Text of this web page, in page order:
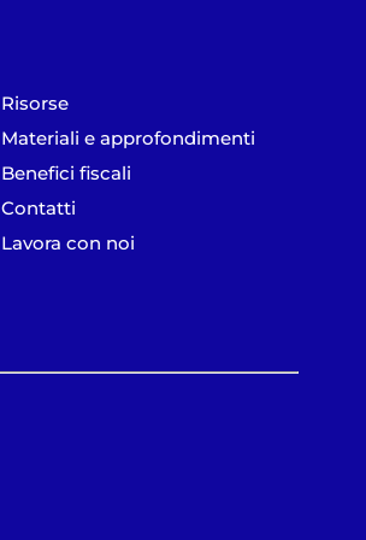
Risorse
Materiali e approfondimenti
Benefici fiscali
Contatti
Lavora con noi